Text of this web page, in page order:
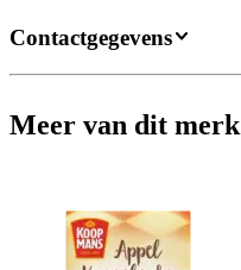
Contactgegevens
Meer van dit merk